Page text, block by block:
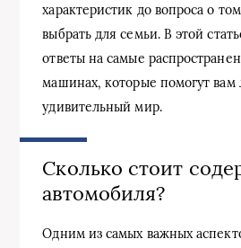
характеристик до вопроса о
выбрать для семьи. В этой
ответы на самые
машинах, которые помогут вам
удивительный мир.
Сколько стоит
автомобиля?
Одним из самых важных